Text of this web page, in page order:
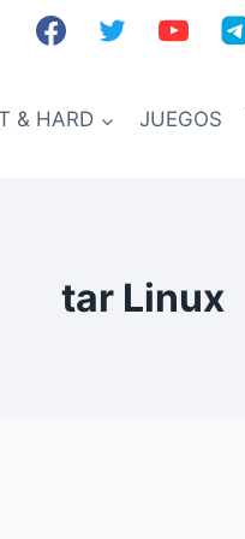
& HARD JUEGOS
tar Linux